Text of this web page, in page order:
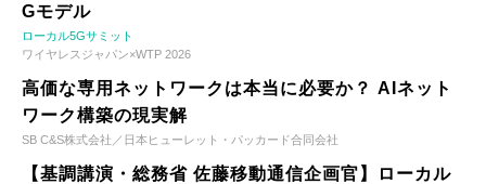
Gモデル
ローカル5Gサミット
ワイヤレスジャパン×WTP 2026
高価な専用ネットワークは本当に必要か？ AIネット
ワーク構築の現実解
SB C&S株式会社／日本ヒューレット・パッカード合同会社
【基調講演・総務省 佐藤移動通信企画官】ローカル